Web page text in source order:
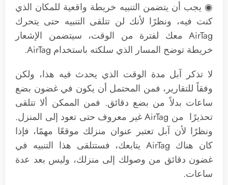
◉ يجب أن يتضمن التنبيه خريطة واقعية للمكان الذي
كنت فيه، ونظرًا لأنك لن تتلقى التنبيه حتى يتحرك
AirTag معك لفترة من الوقت، سيتضمن الإشعار
خريطة توضح المسار الذي سلكته باستخدام AirTag.
لا تذكر آبل مدة الوقت الذي يحدث فيه هذا، ولكن
وفقاً للتقارير، فمن المحتمل أن يكون في غضون بضع
ساعات بدلاً من بضع دقائق. فمن الممكن ألا تتلقى
تحذيرًا من AirTag غير معروف حتى تعود إلى المنزل.
ونظرًا لأن آبل تعتبر عنوان منزلك موقعًا مهمًا، فإذا
كان هناك AirTag يتابعك، فستتلقى هذا التنبيه في
غضون دقائق من وصولك إلى منزلك، وليس بعد عدة
ساعات.